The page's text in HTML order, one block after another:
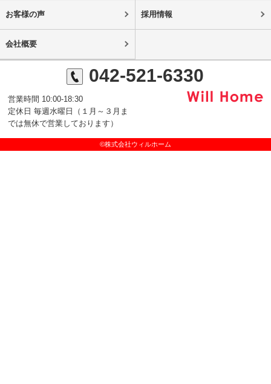
お客様の声 採用情報
会社概要
042-521-6330
営業時間 10:00-18:30
定休日 毎週水曜日（１月～３月ま
では無休で営業しております）
©株式会社ウィルホーム